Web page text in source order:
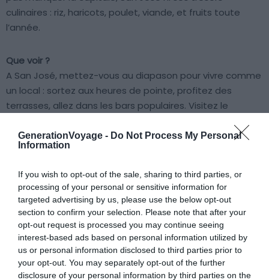
GenerationVoyage - Do Not Process My Personal
Information
If you wish to opt-out of the sale, sharing to third parties, or
processing of your personal or sensitive information for
targeted advertising by us, please use the below opt-out
section to confirm your selection. Please note that after your
opt-out request is processed you may continue seeing
interest-based ads based on personal information utilized by
us or personal information disclosed to third parties prior to
your opt-out. You may separately opt-out of the further
disclosure of your personal information by third parties on the
culinaires : riz, haricots, poulet, viande, et fruits toute
l’année.
Que voir ?
A San José, mettez-vous au diapason pour vivre comme
un local : sortez aux heures de pointe, profitez des
terrasses, allez dans les bars populaires. Visitez le
national, les musées du jade et de l’or, et le zoo national.
Un cliché ?
Le Costaricain n’est pas forcément un exploitant
agricole s’occupant de ses bananes. L’économie
costaricaine est aussi industrielle, notamment dans les
services médicaux.
Autriche